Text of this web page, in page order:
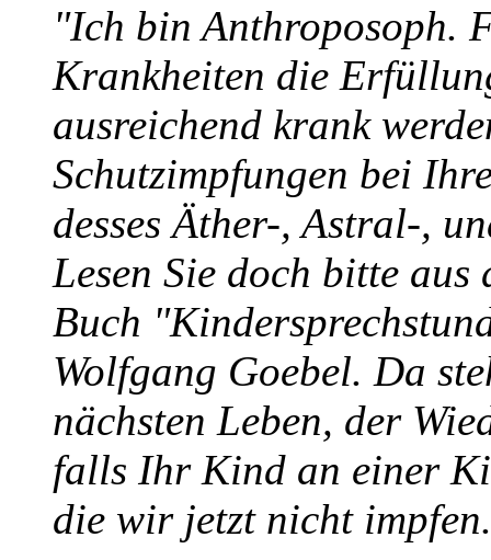
"Ich bin Anthroposoph.
Krankheiten die
ausreichend krank
Schutzimpfungen bei
desses Äther-, Astral-,
Lesen Sie doch bitte
Buch
Wolfgang Goebel. Da
nächsten Leben, der
falls Ihr Kind an einer
die wir jetzt nicht